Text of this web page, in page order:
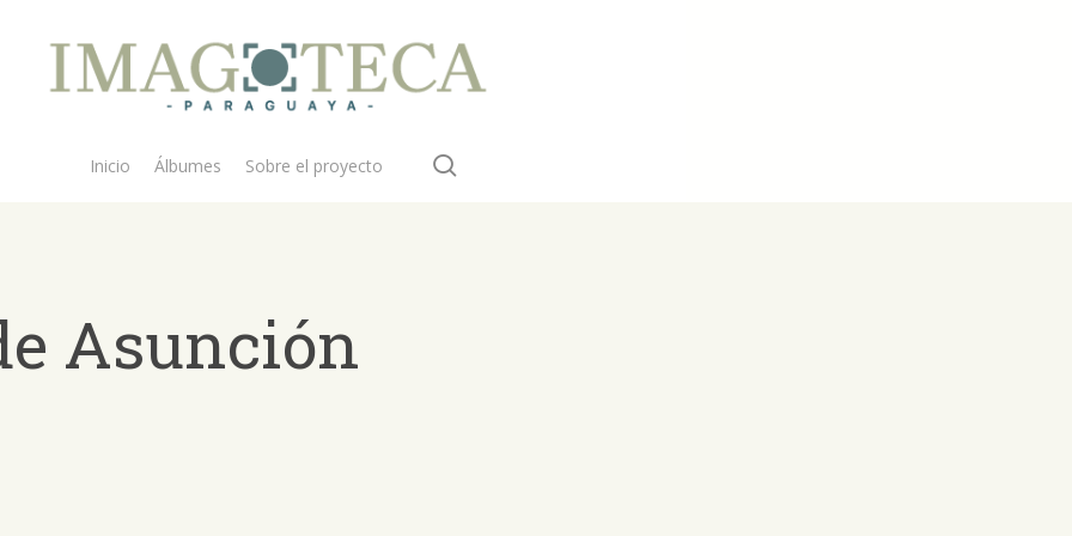
Inicio Álbumes Sobre el proyecto
Asunción